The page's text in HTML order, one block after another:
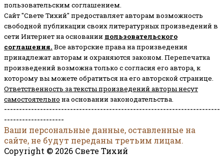
пользовательским соглашением.
Сайт "Свете Тихий" предоставляет авторам возможность
свободной публикации своих литературных произведений в
сети Интернет на основании пользовательского
соглашения. Все авторские права на произведения
принадлежат авторам и охраняются законом. Перепечатка
произведений возможна только с согласия его автора, к
которому вы можете обратиться на его авторской странице.
Ответственность за тексты произведений авторы несут
самостоятельно на основании законодательства.
------------------------------------------------------------------------
--------------------
Ваши персональные данные, оставленные на
сайте, не будут переданы третьим лицам.
Copyright © 2026 Свете Тихий